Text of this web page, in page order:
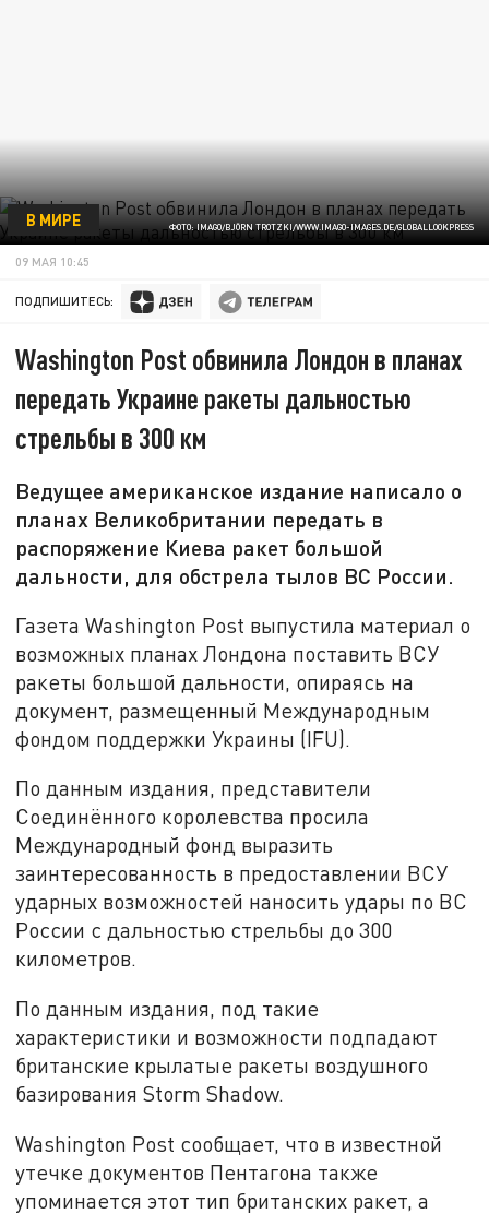
ФОТО: IMAGO/BJÖRN TROTZKI/WWW.IMAGO-IMAGES.DE/GLOBALLOOKPRESS
В МИРЕ
09 МАЯ 10:45
ПОДПИШИТЕСЬ:
Washington Post обвинила Лондон в планах
передать Украине ракеты дальностью
стрельбы в 300 км
Ведущее американское издание написало о
планах Великобритании передать в
распоряжение Киева ракет большой
дальности, для обстрела тылов ВС России.
Газета Washington Post выпустила материал о
возможных планах Лондона поставить ВСУ
ракеты большой дальности, опираясь на
документ, размещенный Международным
фондом поддержки Украины (IFU).
По данным издания, представители
Соединённого королевства просила
Международный фонд выразить
заинтересованность в предоставлении ВСУ
ударных возможностей наносить удары по ВС
России с дальностью стрельбы до 300
километров.
По данным издания, под такие
характеристики и возможности подпадают
британские крылатые ракеты воздушного
базирования Storm Shadow.
Washington Post сообщает, что в известной
утечке документов Пентагона также
упоминается этот тип британских ракет, а